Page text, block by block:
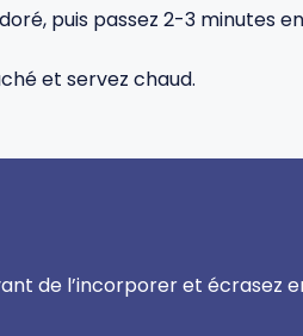
puis passez 2-3 minutes
et servez chaud.
de l’incorporer et écrasez